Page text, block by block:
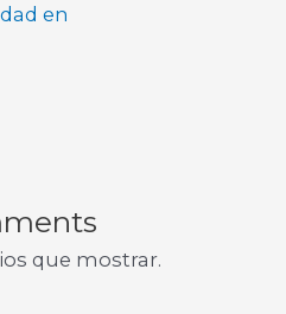
en
que mostrar.